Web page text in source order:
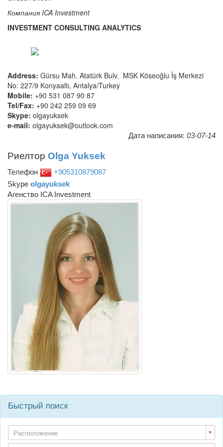
Компания ICA Investment
INVESTMENT CONSULTING ANALYTICS
Address: Gürsu Mah. Atatürk Bulv. MSK Köseoğlu İş Merkezi
No: 227/9 Konyaaltı, Antalya/Turkey
Mobile: +90 531 087 90 87
Tel/Fax: +90 242 259 09 69
Skype: olgayuksek
e-mail: olgayuksek@outlook.com
Дата написания: 03-07-14
Риелтор Olga Yuksek
Телефон
+905310879087
Skype olgayuksek
Агенство ICA Investment
Быстрый поиск
Расположение